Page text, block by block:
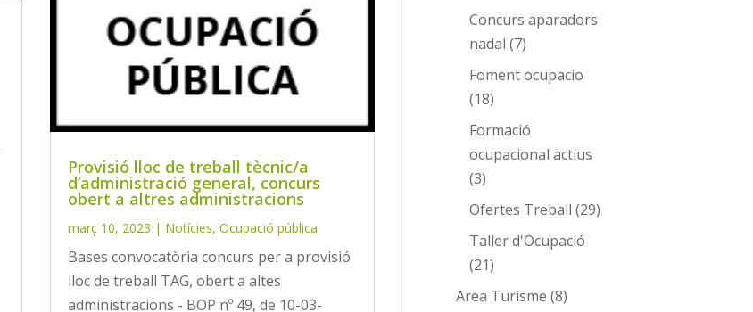
Provisió lloc de treball tècnic/a
d’administració general, concurs
obert a altres administracions
març 10, 2023 | Notícies, Ocupació pública
Bases convocatòria concurs per a provisió
lloc de treball TAG, obert a altes
administracions - BOP nº 49, de 10-03-
Concurs aparadors
nadal (7)
Foment ocupacio
(18)
Formació
ocupacional actius
(3)
Ofertes Treball (29)
Taller d'Ocupació
(21)
Area Turisme (8)